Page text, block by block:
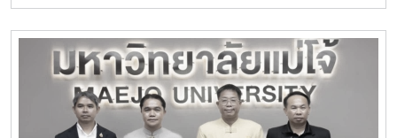
เป็นกันเอง นักเรียนให้ความสนใจรับฟังข้อมูล ซักถาม แลก
เปลี่ยนความคิดเห็นกับคณาจารย์ และเยี่ยมชมเครื่องมือด้าน
พลังงานอย่างใกล้ชิด ซึ่งช่วยสร้างแรงบันดาลใจและเปิดมุมมอง
ใหม่ในการเลือกเส้นทางการศึกษาต่อ วิทยาลัยพลังงาน
ทดแทน มหาวิทยาลัยแม่โจ้ มุ่งมั่นเป็นแหล่งเรียนรู้ด้านพลังงาน
APPTech EXPO 2026 : พลังเทคโนโลยีที่เหมาะสม เพื่อการ
พัฒนาชุมชนพื้นที่ “สร้างนวัตกรชุมชน ขับเคลื่อนเศรษฐกิจ
ฐานรากอย่างยั่งยืน” ณ โรงแรมเซ็นทารา แกรนด์ แอท เซ็นทรัล
พลาซา ลาดพร้าว กรุงเทพมหานครภายในงานมีการนำเสนอ
แนวคิดและแนวทางการขับเคลื่อน Appropriate Technology